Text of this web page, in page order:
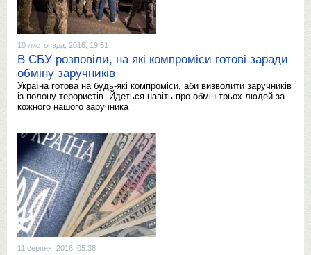
10 листопада, 2016, 19:51
В СБУ розповіли, на які компроміси готові заради
обміну заручників
Україна готова на будь-які компроміси, аби визволити заручників
із полону терористів. Йдеться навіть про обмін трьох людей за
кожного нашого заручника
11 серпня, 2016, 05:38